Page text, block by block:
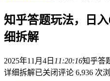
知乎答题玩法，日
细拆解
2025年11月4日 11:20:16知乎答
详细拆解已关闭评论 6,936 次